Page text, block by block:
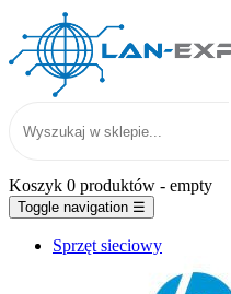
Koszyk 0 produktów - empty
Toggle navigation ☰
Sprzęt sieciowy